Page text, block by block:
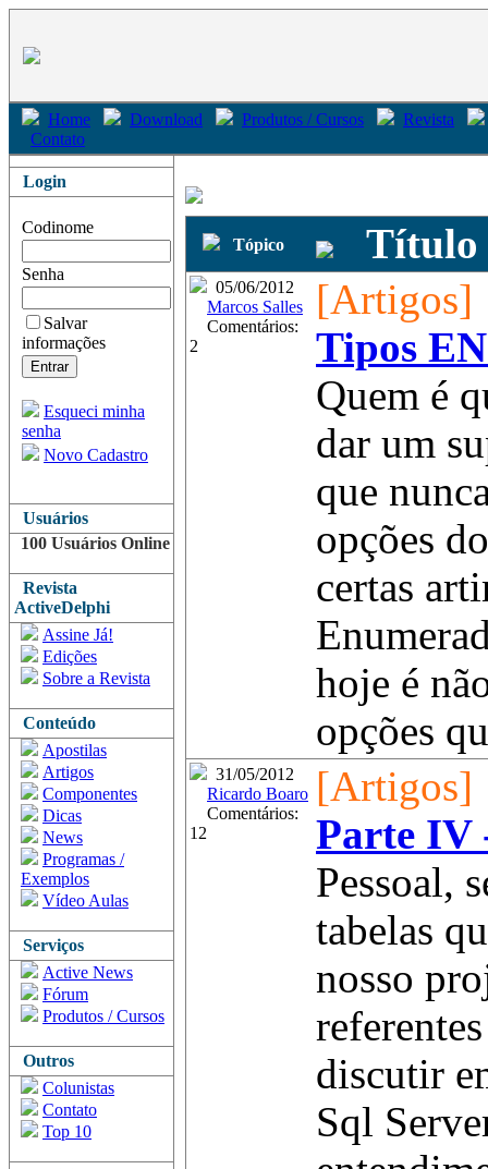
Home Download Produtos / Cursos
Revista
Contato
Login
Codinome
Senha
Salvar
informações
Esqueci minha
senha
Novo Cadastro
Usuários
100 Usuários Online
Revista
ActiveDelphi
Assine Já!
Edições
Sobre a Revista
Conteúdo
Apostilas
Artigos
Componentes
Dicas
News
Programas /
Exemplos
Vídeo Aulas
Serviços
Active News
Fórum
Produtos / Cursos
Outros
Colunistas
Contato
Top 10
Tópico Título
05/06/2012
Marcos Salles
Comentários:
2
[Artigos]
Tipos
Quem é
dar um
que
opções
certas
hoje é
opções
31/05/2012
Ricardo Boaro
Comentários:
12
[Artigos]
Parte IV
Pessoal,
tabelas
nosso
discutir
Sql